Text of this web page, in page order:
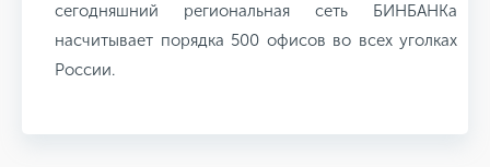
сегодняшний региональная сеть БИНБАНКа
насчитывает порядка 500 офисов во всех уголках
России.